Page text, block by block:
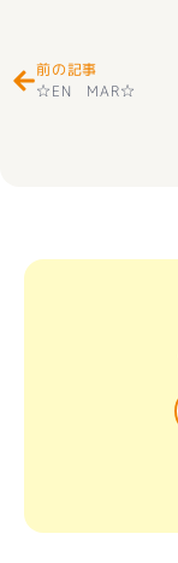
前の記事
☆EN MAR☆